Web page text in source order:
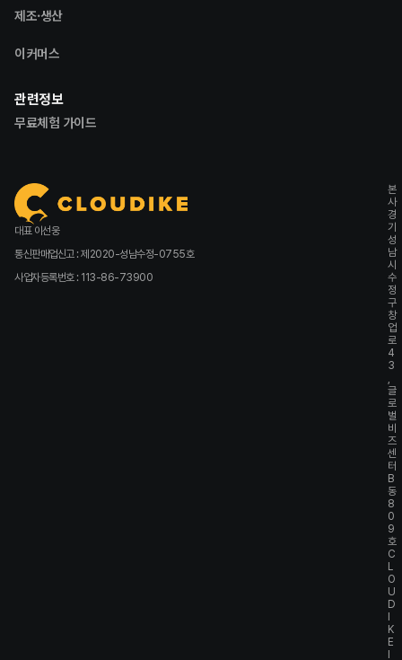
제조·생산
이커머스
관련정보
무료체험 가이드
대표 이선웅
통신판매업신고 : 제2020-성남수정-0755호
사업자등록번호 : 113-86-73900
본
사
경
기
성
남
시
수
정
구
창
업
로
4
3
글
로
벌
비
즈
센
터
B
동
8
0
9
호
C
L
O
U
D
K
E